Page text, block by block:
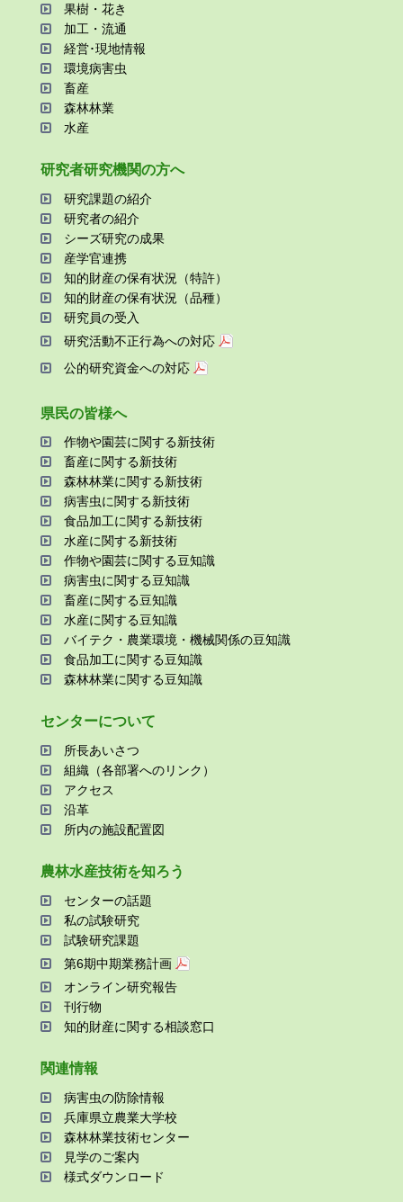
果樹・花き
加⼯・流通
経営･現地情報
環境病害⾍
畜産
森林林業
⽔産
研究者研究機関の⽅へ
研究課題の紹介
研究者の紹介
シーズ研究の成果
産学官連携
知的財産の保有状況（特許）
知的財産の保有状況（品種）
研究員の受⼊
研究活動不正⾏為への対応
公的研究資金への対応
県⺠の皆様へ
作物や園芸に関する新技術
畜産に関する新技術
森林林業に関する新技術
病害⾍に関する新技術
⾷品加⼯に関する新技術
⽔産に関する新技術
作物や園芸に関する⾖知識
病害⾍に関する⾖知識
畜産に関する⾖知識
⽔産に関する⾖知識
バイテク・農業環境・機械関係の⾖知識
⾷品加⼯に関する⾖知識
森林林業に関する⾖知識
センターについて
所⻑あいさつ
組織（各部署へのリンク）
アクセス
沿⾰
所内の施設配置図
農林⽔産技術を知ろう
センターの話題
私の試験研究
試験研究課題
第6期中期業務計画
オンライン研究報告
刊⾏物
知的財産に関する相談窓⼝
関連情報
病害⾍の防除情報
兵庫県⽴農業⼤学校
森林林業技術センター
⾒学のご案内
様式ダウンロード